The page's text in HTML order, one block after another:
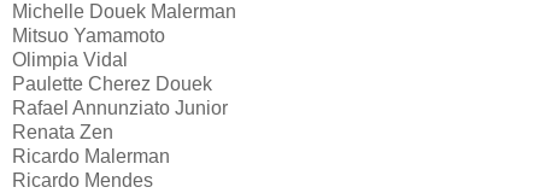
Michelle Douek Malerman
Mitsuo Yamamoto
Olimpia Vidal
Paulette Cherez Douek
Rafael Annunziato Junior
Renata Zen
Ricardo Malerman
Ricardo Mendes